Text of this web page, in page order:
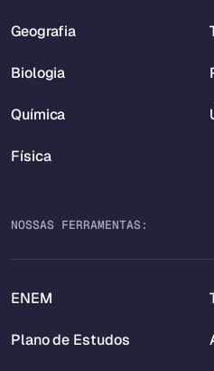
Geografia
Biologia
Química
Física
NOSSAS FERRAMENTAS:
ENEM
Plano de Estudos